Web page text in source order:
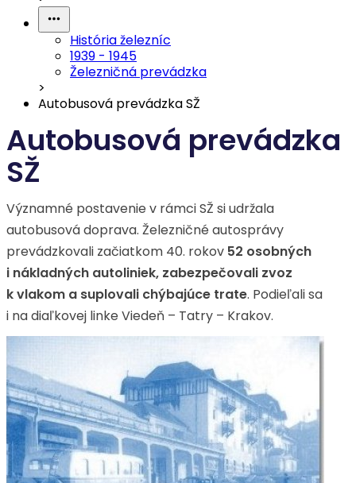
História železníc
1939 - 1945
Železničná prevádzka
>
Autobusová prevádzka SŽ
Autobusová prevádzka
SŽ
Významné postavenie v rámci SŽ si udržala
autobusová doprava. Železničné autosprávy
prevádzkovali začiatkom 40. rokov 52 osobných
i nákladných autoliniek, zabezpečovali zvoz
k vlakom a suplovali chýbajúce trate. Podieľali sa
i na diaľkovej linke Viedeň – Tatry – Krakov.